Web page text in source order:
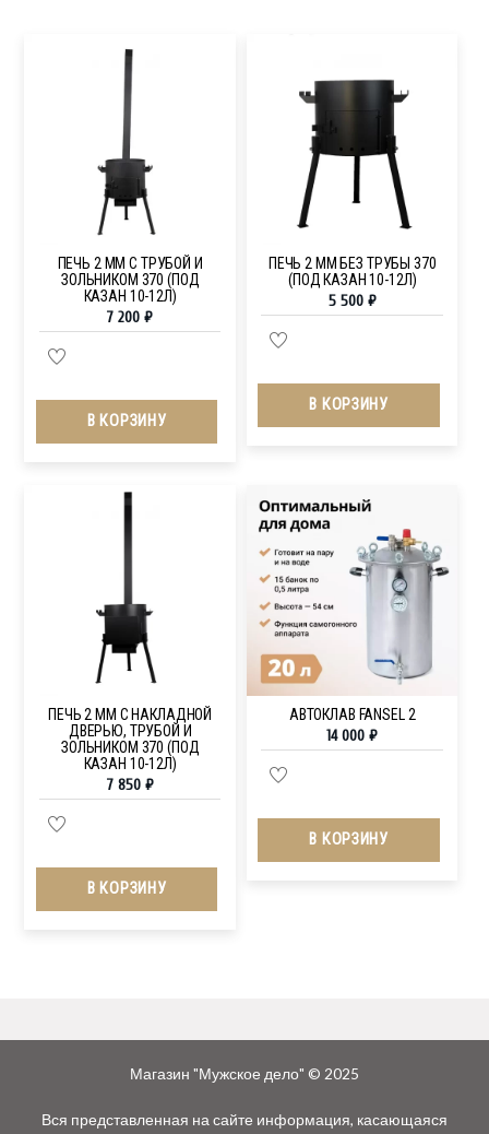
ПЕЧЬ 2 ММ С ТРУБОЙ И
ЗОЛЬНИКОМ 370 (ПОД
КАЗАН 10-12Л)
7 200₽
В КОРЗИНУ
ПЕЧЬ 2 ММ БЕЗ ТРУБЫ 370
(ПОД КАЗАН 10-12Л)
5 500 ₽
В КОРЗИНУ
ПЕЧЬ 2 ММ С НАКЛАДНОЙ
ДВЕРЬЮ, ТРУБОЙ И
ЗОЛЬНИКОМ 370 (ПОД
КАЗАН 10-12Л)
7 850 ₽
В КОРЗИНУ
АВТОКЛАВ FANSEL 2
14 000₽
В КОРЗИНУ
Магазин "Мужское дело" © 2025
Вся представленная на сайте информация, касающаяся